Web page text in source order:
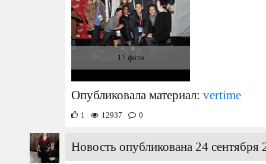
17 фото
Опубликовала материал: vertime
1 12937 0
Новость опубликована 24 сентября